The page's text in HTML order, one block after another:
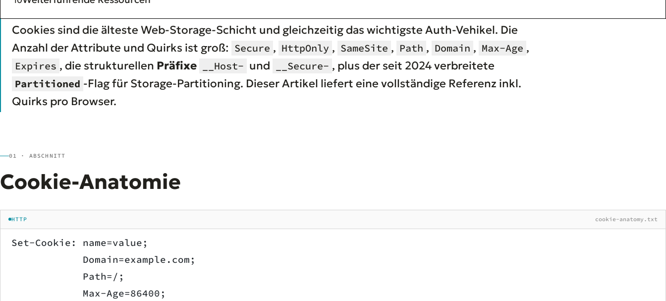
Cookies sind die älteste Web-Storage-Schicht und gleichzeitig das wichtigste Auth-Vehikel. Die
Anzahl der Attribute und Quirks ist groß: Secure , HttpOnly , SameSite , Path , Domain , Max-Age ,
Expires , die strukturellen Präfixe __Host- und __Secure- , plus der seit 2024 verbreitete
Partitioned -Flag für Storage-Partitioning. Dieser Artikel liefert eine vollständige Referenz inkl.
Quirks pro Browser.
01 · ABSCHNITT
Cookie-Anatomie
HTTP cookie-anatomy.txt
Set-Cookie: name=value;
            Domain=example.com;
            Path=/;
            Max-Age=86400;